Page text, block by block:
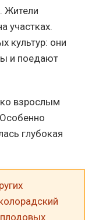
Жители
участках.
культур: они
и поедают
взрослым
глубокая